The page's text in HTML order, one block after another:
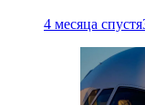
4 месяца спустя